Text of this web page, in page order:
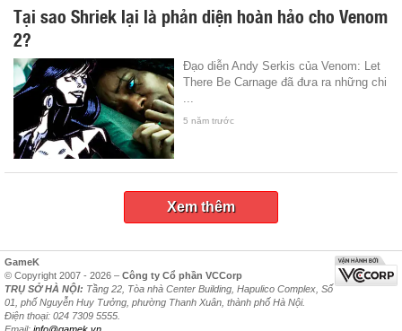
Tại sao Shriek lại là phản diện hoàn hảo cho Venom
2?
Đạo diễn Andy Serkis của Venom: Let
There Be Carnage đã đưa ra những chi
5 năm trước
Xem thêm
GameK
© Copyright 2007 - 2026 – Công ty Cổ phần VCCorp
TRỤ SỞ HÀ NỘI: Tầng 22, Tòa nhà Center Building, Hapulico Complex, Số
01, phố Nguyễn Huy Tưởng, phường Thanh Xuân, thành phố Hà Nội.
Điện thoại: 024 7309 5555.